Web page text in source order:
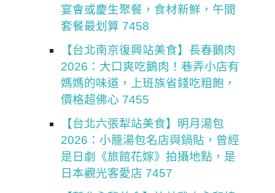
宴會或慶生聚餐，食材新鮮，午間
套餐最划算 7458
【台北南京復興站美食】長春鵝肉
2026：大口爽吃鵝肉！巷弄小店有
媽媽的味道，上班族省錢吃粗飽，
價格超佛心 7455
【台北六張犁站美食】明月湯包
2026：小籠湯包名店與鍋貼，曾經
是日劇《旅館花嫁》拍攝地點，是
日本觀光客愛店 7457